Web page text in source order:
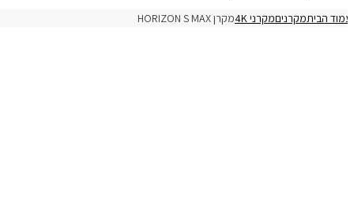
הביתמקרניםמקרני 4K מקרן HORIZON S MAX